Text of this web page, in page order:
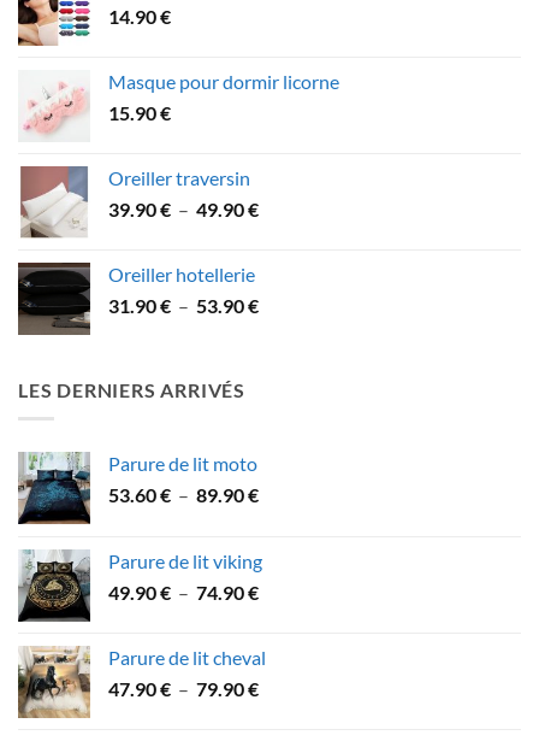
14.90€
Masque pour dormir licorne
15.90€
Oreiller traversin
39.90€ – 49.90€Plage
à
Oreiller hotellerie
31.90€ – 53.90€Plage
LES DERNIERS ARRIVÉS
Parure de lit moto
53.60€ – 89.90€Plage
53.60 €
à
Parure de lit viking
49.90€ – 74.90€Plage
49.90 €
à
Parure de lit cheval
47.90€ – 79.90€Plage